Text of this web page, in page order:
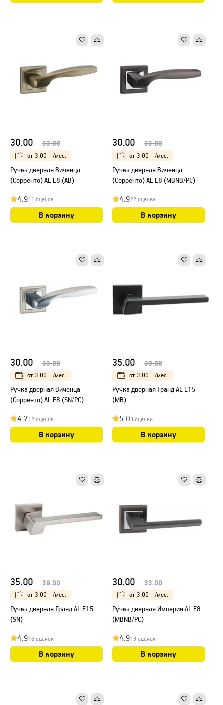
30.00 33.00
от 3.00 /мес.
Ручка дверная Виченца
(Сорренто) AL E8 (AB)
4.911 оценок
В корзину
30.00 33.00
от 3.00 /мес.
Ручка дверная Виченца
(Сорренто) AL E8 (MBNB/PC)
4.922 оценки
В корзину
30.00 33.00
от 3.00 /мес.
Ручка дверная Виченца
(Сорренто) AL E8 (SN/PC)
4.712 оценок
В корзину
35.00 39.00
от 3.00 /мес.
Ручка дверная Гранд AL E15
(MB)
5.03 оценки
В корзину
35.00 39.00
от 3.00 /мес.
Ручка дверная Гранд AL E15
(SN)
4.916 оценок
В корзину
30.00 33.00
от 3.00 /мес.
Ручка дверная Империя AL E8
(MBNB/PC)
4.913 оценок
В корзину